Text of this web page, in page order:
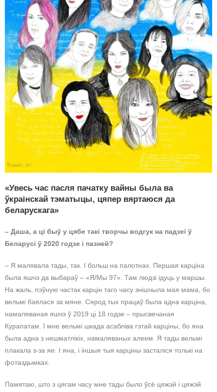
«Увесь час пасля пачатку вайны была ва
ўкраінскай тэматыцы, цяпер вяртаюся да
беларускага»
– Даша, а ці быў у цябе такі творчы водгук на падзеі ў
Беларусі ў 2020 годзе і пазней?
– Я малявала тады, так. І больш на палотнах. Першая карціна
была яшчэ да выбараў – «Я/Мы 97». Там людзі ідуць у маршы.
На жаль, пэўную частак карцін таго часу знішчыла мая мама, бо
вельмі баялася за мяне. Сярод тых працаў была адна карціна,
намаляваная яшчэ ў 2019 ці 18 годзе – прысвечаная
Курапатам. І мне вельмі шкада асабліва гэтай карціны, бо яна
была адна з нешматлікіх, намаляваных алеем. Я тады вельмі
плакала з-за яе. І яна, і іншыя тыя карціны засталіся толькі на
фотаздымках.
Памятаю, што з цягам часу мне тады было ўсё цяжэй і цяжэй